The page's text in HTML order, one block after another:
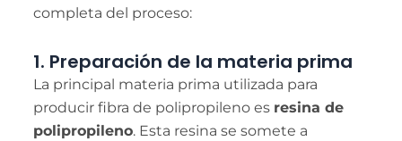
completa del proceso:
1. Preparación de la materia prima
La principal materia prima utilizada para
producir fibra de polipropileno es resina de
polipropileno. Esta resina se somete a